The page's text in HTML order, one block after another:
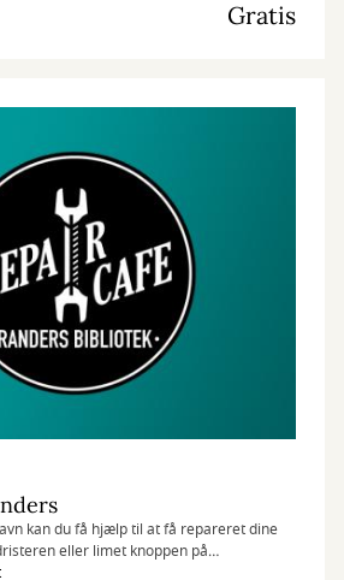
Gratis
kan du få hjælp til at få repareret dine
eller limet knoppen på
ryger i skraldespanden